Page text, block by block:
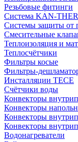
Резьбовые фитинги
Система KAN-
Системы защиты от
Смесительные
Теплоизоляция и
Теплосчётчики
Фильтры косые
Фильтры-
Инсталляции TECE
Счётчики воды
Конвекторы
Конвекторы
Конвекторы
Конвекторы
Водонагреватели